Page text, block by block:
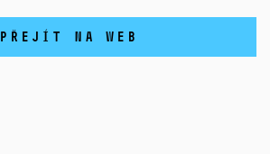
Přejít na web